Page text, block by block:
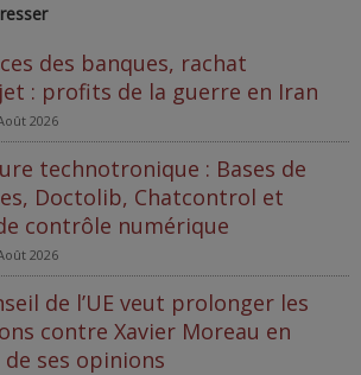
des banques, rachat
: profits de la guerre en Iran
2026
technotronique : Bases de
Doctolib, Chatcontrol et
contrôle numérique
2026
de l’UE veut prolonger les
contre Xavier Moreau en
de ses opinions